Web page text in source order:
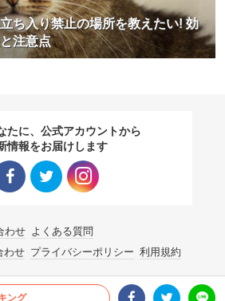
ング
ち入り禁止の場所を教えたい! 効
注意点
たに、公式アカウントから
情報をお届けします
ク ク
わせ よくある質問
わせ プライバシーポリシー 利用規約